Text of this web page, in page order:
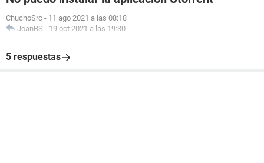
ChuchoSrc - 11 ago 2021 a las 08:18
JoanBS - 19 oct 2021 a las 19:30
5 respuestas